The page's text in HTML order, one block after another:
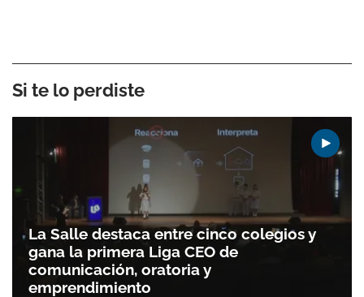
Si te lo perdiste
La Salle destaca entre cinco colegios y
gana la primera Liga CEO de
comunicación, oratoria y
emprendimiento